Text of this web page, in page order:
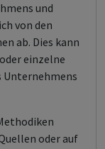
und
von den
ab. Dies kann
einzelne
Unternehmens
oder auf